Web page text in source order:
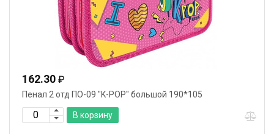
162.30 ₽
Пенал 2 отд ПО-09 "K-POP" большой 190*105
В корзину